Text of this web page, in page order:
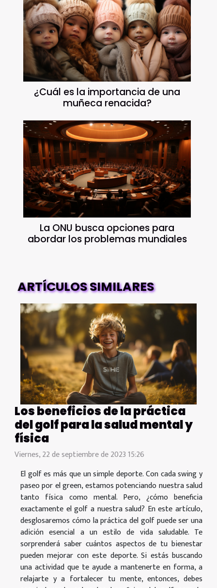
¿Cuál es la importancia de una
muñeca renacida?
La ONU busca opciones para
abordar los problemas mundiales
ARTÍCULOS SIMILARES
Los beneficios de la práctica
del golf para la salud mental y
física
Viernes, 22 de septiembre de 2023 15:26
El golf es más que un simple deporte. Con cada swing y
paseo por el green, estamos potenciando nuestra salud
tanto física como mental. Pero, ¿cómo beneficia
exactamente el golf a nuestra salud? En este artículo,
desglosaremos cómo la práctica del golf puede ser una
adición esencial a un estilo de vida saludable. Te
sorprenderá saber cuántos aspectos de tu bienestar
pueden mejorar con este deporte. Si estás buscando
una actividad que te ayude a mantenerte en forma, a
relajarte y a fortalecer tu mente, entonces, debes